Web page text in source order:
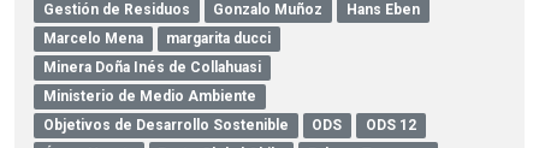
Gestión de Residuos
Gonzalo Muñoz
Hans Eben
Marcelo Mena
margarita ducci
Minera Doña Inés de Collahuasi
Ministerio de Medio Ambiente
Objetivos de Desarrollo Sostenible
ODS
ODS 12